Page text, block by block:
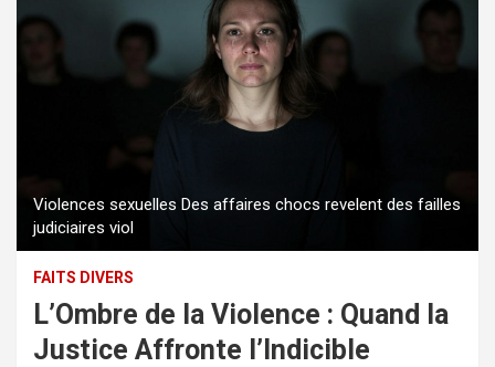
Violences sexuelles Des affaires chocs revelent des failles
judiciaires viol
FAITS DIVERS
L’Ombre de la Violence : Quand la
Justice Affronte l’Indicible